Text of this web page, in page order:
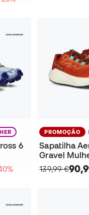
6
PROMOÇÃO
Sapatilha
Gravel
139,99 €